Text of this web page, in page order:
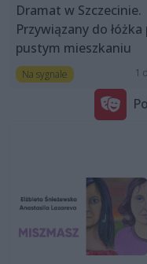
Dramat w Szczecinie.
Przywiązany do łóżka
pustym mieszkaniu
Na sygnale 1